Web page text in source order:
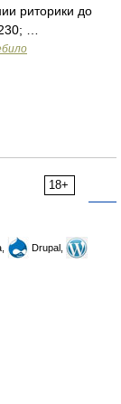
риторики до
…
18+
Drupal,